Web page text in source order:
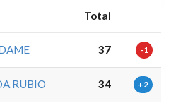
Total
37 -1
RUBIO 34 +2